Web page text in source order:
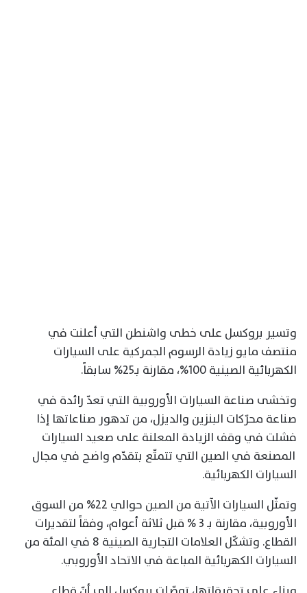
وتسير بروكسل على خطى واشنطن التي أعلنت في
منتصف مايو زيادة الرسوم الجمركية على السيارات
الكهربائية الصينية 100%، مقارنة بـ25% سابقاً.
وتخشى صناعة السيارات الأوروبية التي تعدّ رائدة في
صناعة محرّكات البنزين والديزل، من تدهور صناعاتها إذا
فشلت في وقف الزيادة المعلنة على صعيد السيارات
المصنعة في الصين التي تتمتّع بتقدّم واضح في مجال
السيارات الكهربائية.
وتمثّل السيارات الآتية من الصين حوالي 22% من السوق
الأوروبية، مقارنة بـ 3 % قبل ثلاثة أعوام، وفقاً لتقديرات
القطاع. وتشكّل العلامات التجارية الصينية 8 في المئة من
السيارات الكهربائية المباعة في الاتحاد الأوروبي.